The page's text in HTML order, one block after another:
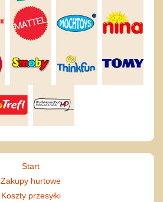
Start
Zakupy hurtowe
Koszty przesyłki